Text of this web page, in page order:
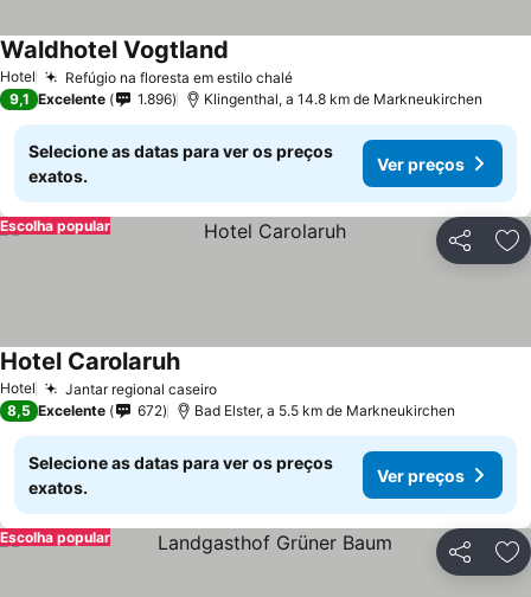
Hotel Refúgio na floresta em estilo chalé
Waldhotel Vogtland
9,1 Excelente 1.896 Klingenthal, a 14.8 km de Markneukirchen
Selecione as datas para ver os preços
exatos.
Ver preços
Partilhar
Escolha popular
Hotel Jantar regional caseiro
Hotel Carolaruh
8,5 Excelente 672 Bad Elster, a 5.5 km de Markneukirchen
Selecione as datas para ver os preços
exatos.
Ver preços
Partilhar
Escolha popular